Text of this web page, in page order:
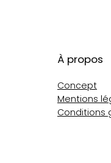
À propos
Concept
Mentions
Conditions